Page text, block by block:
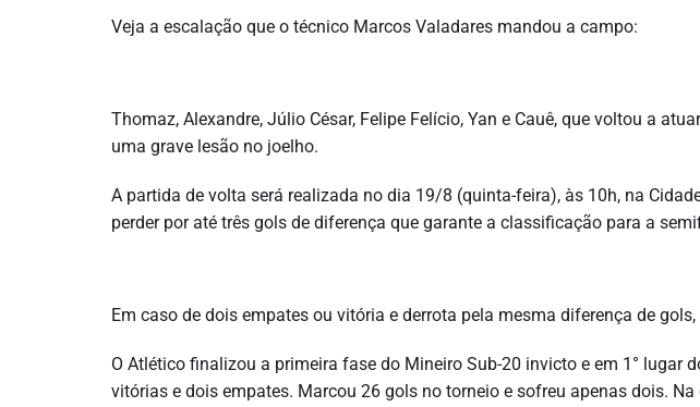
Veja a escalação que o técnico Marcos Valadares mandou a campo:
Thomaz, Alexandre, Júlio César, Felipe Felício, Yan e Cauê, que voltou a
uma grave lesão no joelho.
A partida de volta será realizada no dia 19/8 (quinta-feira), às 10h, na
perder por até três gols de diferença que garante a classificação para a
Em caso de dois empates ou vitória e derrota pela mesma diferença de
O Atlético finalizou a primeira fase do Mineiro Sub-20 invicto e em 1° lugar
vitórias e dois empates. Marcou 26 gols no torneio e sofreu apenas dois.